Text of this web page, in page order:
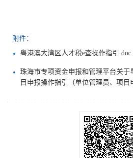
附件：
粤港澳大湾区人才税e查操作指引.doc
珠海市专项资金申报和管理平台关于
目申报操作指引（单位管理员、项目